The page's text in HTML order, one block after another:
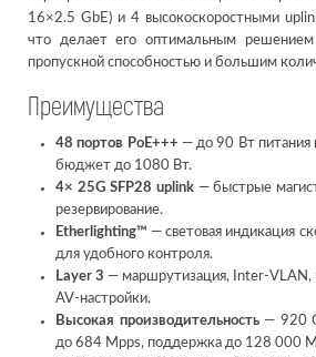
16×2.5 GbE) и 4 высокоскоростными
что делает его оптимальным
пропускной способностью и большим
Преимущества
48 портов PoE+++ — до 90 Вт
бюджет до 1080 Вт.
4× 25G SFP28 uplink— быстрые
резервирование.
Etherlighting™ — световая индикация
для удобного контроля.
Layer 3 — маршрутизация, Inter-VLAN,
AV-настройки.
Высокая производительность— 920
до 684 Mpps, поддержка до 128 000